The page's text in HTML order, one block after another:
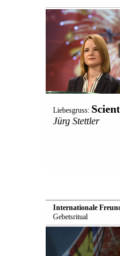
Liebesgruss:
Jürg Stettler
Internationale
Gebetsritual